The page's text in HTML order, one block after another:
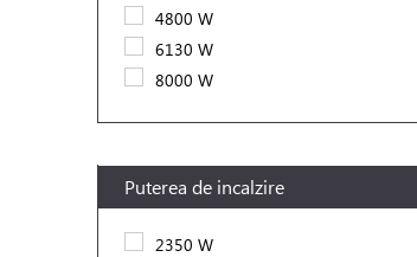
4800 W
6130 W
8000 W
Puterea de incalzire
2350 W